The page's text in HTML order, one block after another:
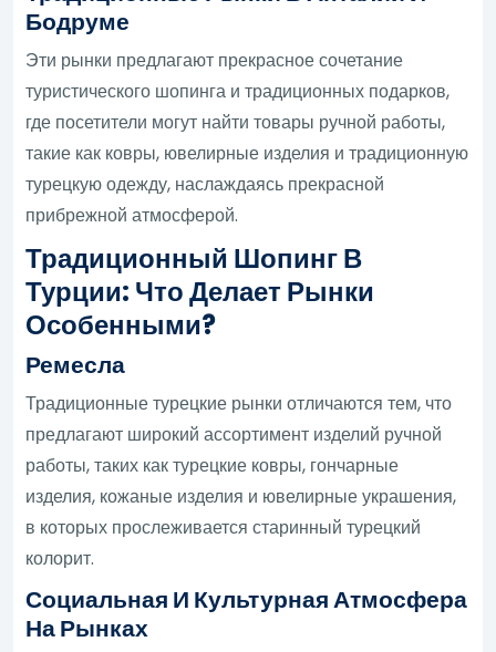
Бодруме
Эти рынки предлагают прекрасное сочетание
туристического шопинга и традиционных подарков,
где посетители могут найти товары ручной работы,
такие как ковры, ювелирные изделия и традиционную
турецкую одежду, наслаждаясь прекрасной
прибрежной атмосферой.
Традиционный Шопинг В
Турции: Что Делает Рынки
Особенными?
Ремесла
Традиционные турецкие рынки отличаются тем, что
предлагают широкий ассортимент изделий ручной
работы, таких как турецкие ковры, гончарные
изделия, кожаные изделия и ювелирные украшения,
в которых прослеживается старинный турецкий
колорит.
Социальная И Культурная Атмосфера
На Рынках